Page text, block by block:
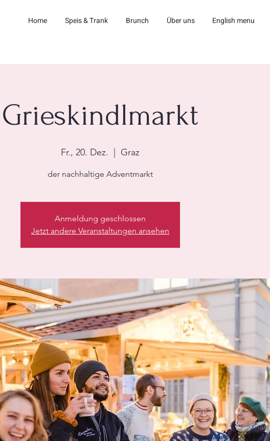
Home Speis & Trank Brunch Über uns English menu
Grieskindlmarkt
Fr., 20. Dez. Graz
der nachhaltige Adventmarkt
Anmeldung geschlossen
Jetzt andere Veranstaltungen ansehen